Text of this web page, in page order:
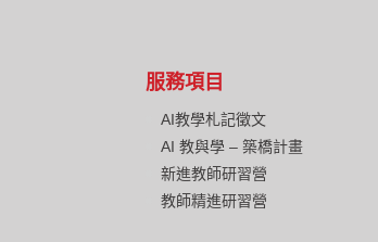
服務項目
AI教學札記徵文
AI 教與學 – 築橋計畫
新進教師研習營
教師精進研習營